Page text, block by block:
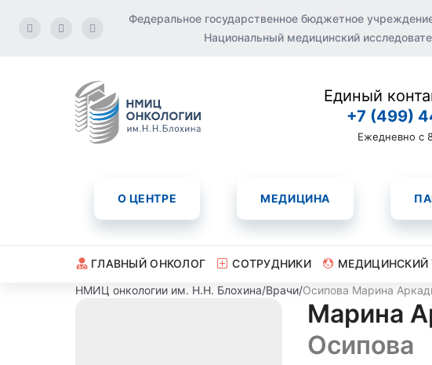
Федеральное государственное бюджетное
Национальный медицинский
Единый
+7 (499)
Ежедневно с
О ЦЕНТРЕ МЕДИЦИНА
ГЛАВНЫЙ ОНКОЛОГ СОТРУДНИКИ МЕДИЦИНСКИЙ
НМИЦ онкологии им. Н.Н. Блохина/Врачи/Осипова Марина
Марина
Осипова